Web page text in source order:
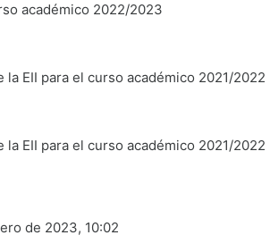
académico 2022/2023
EII para el curso académico 2021/2022
EII para el curso académico 2021/2022
de 2023, 10:02